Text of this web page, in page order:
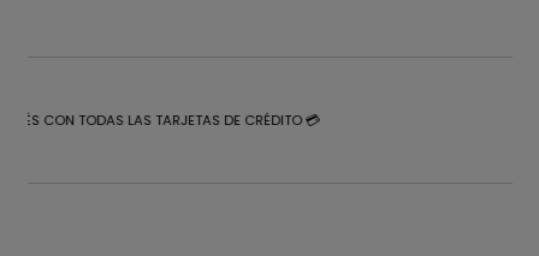
CON TODAS LAS TARJETAS DE CRÉDITO 💳